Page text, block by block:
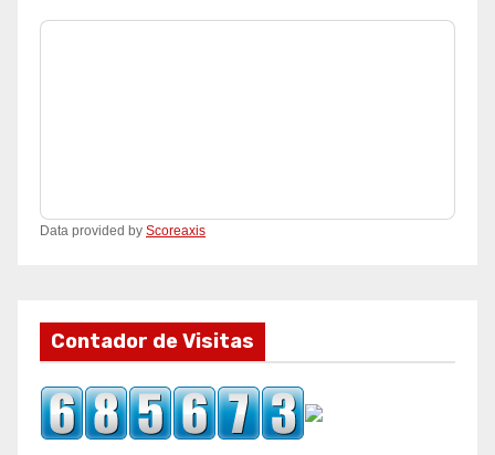
Data provided by Scoreaxis
Contador de Visitas